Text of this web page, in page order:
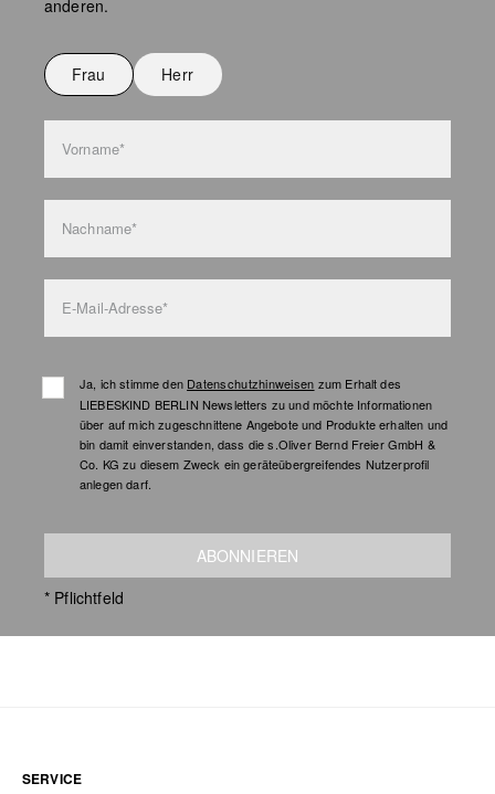
Nicht waschen
anderen.
Frau Herr
Vorname*
Nachname*
E-Mail-Adresse*
Ja, ich stimme den Datenschutzhinweisen zum Erhalt des
LIEBESKIND BERLIN Newsletters zu und möchte Informationen
über auf mich zugeschnittene Angebote und Produkte erhalten und
bin damit einverstanden, dass die s.Oliver Bernd Freier GmbH &
Co. KG zu diesem Zweck ein geräteübergreifendes Nutzerprofil
anlegen darf.
ABONNIEREN
* Pflichtfeld
SERVICE